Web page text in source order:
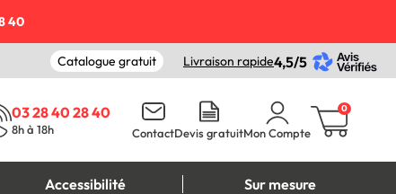
40
Catalogue gratuit Livraison rapide4,5/5
03 28 40 28 40
8h à 18h ContactDevis gratuitMon Compte
0
Accessibilité Sur mesure